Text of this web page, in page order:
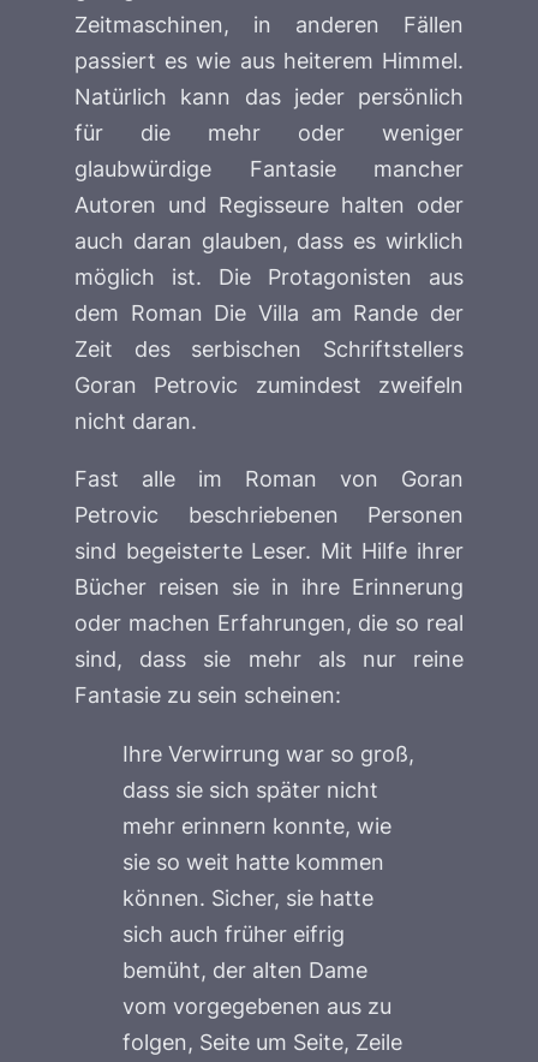
Zeitmaschinen, in anderen Fällen
passiert es wie aus heiterem Himmel.
Natürlich kann das jeder persönlich
für die mehr oder weniger
glaubwürdige Fantasie mancher
Autoren und Regisseure halten oder
auch daran glauben, dass es wirklich
möglich ist. Die Protagonisten aus
dem Roman Die Villa am Rande der
Zeit des serbischen Schriftstellers
Goran Petrovic zumindest zweifeln
nicht daran.
Fast alle im Roman von Goran
Petrovic beschriebenen Personen
sind begeisterte Leser. Mit Hilfe ihrer
Bücher reisen sie in ihre Erinnerung
oder machen Erfahrungen, die so real
sind, dass sie mehr als nur reine
Fantasie zu sein scheinen:
Ihre Verwirrung war so groß,
dass sie sich später nicht
mehr erinnern konnte, wie
sie so weit hatte kommen
können. Sicher, sie hatte
sich auch früher eifrig
bemüht, der alten Dame
vom vorgegebenen aus zu
folgen, Seite um Seite, Zeile